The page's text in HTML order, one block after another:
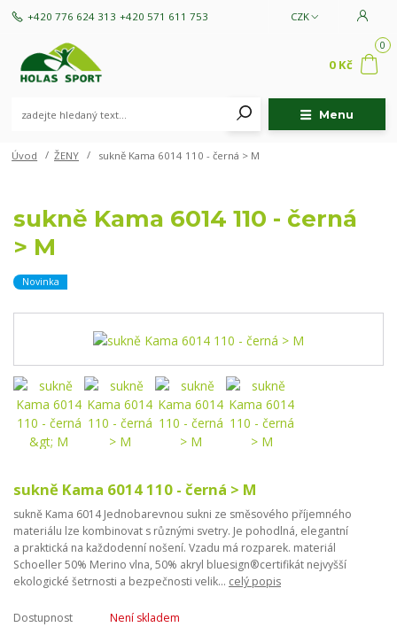
Menu
CZK
+420 776 624 313 +420 571 611 753
0
0 Kč
Úvod ŽENY sukně Kama 6014 110 - černá > M
sukně Kama 6014 110 - černá
> M
Novinka
sukně Kama 6014 110 - černá > M
sukně Kama 6014 Jednobarevnou sukni ze směsového příjemného
materiálu lze kombinovat s různými svetry. Je pohodlná, elegantní
a praktická na každodenní nošení. Vzadu má rozparek. materiál
Schoeller 50% Merino vlna, 50% akryl bluesign®certifikát nejvyšší
ekologické šetrnosti a bezpečnosti velik... celý popis
Dostupnost
Není skladem